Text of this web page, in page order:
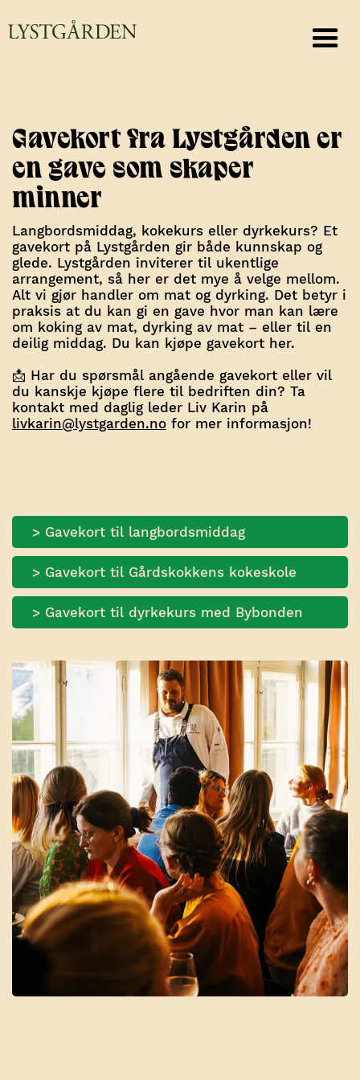
Gavekort fra Lystgården er
en gave som skaper
minner
Langbordsmiddag, kokekurs eller dyrkekurs? Et
gavekort på Lystgården gir både kunnskap og
glede. Lystgården inviterer til ukentlige
arrangement, så her er det mye å velge mellom.
Alt vi gjør handler om mat og dyrking. Det betyr i
praksis at du kan gi en gave hvor man kan lære
om koking av mat, dyrking av mat – eller til en
deilig middag. Du kan kjøpe gavekort her.
📩 Har du spørsmål angående gavekort eller vil
du kanskje kjøpe flere til bedriften din? Ta
kontakt med daglig leder Liv Karin på
livkarin@lystgarden.no for mer informasjon!
> Gavekort til langbordsmiddag
> Gavekort til Gårdskokkens kokeskole
> Gavekort til dyrkekurs med Bybonden